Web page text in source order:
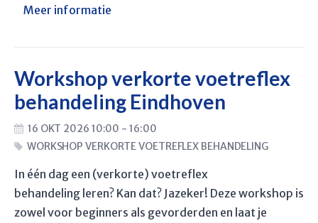
Meer informatie
Workshop verkorte voetreflex
behandeling Eindhoven
16 OKT 2026 10:00 - 16:00
WORKSHOP VERKORTE VOETREFLEX BEHANDELING
In één dag een (verkorte) voetreflex
behandeling leren? Kan dat? Jazeker! Deze workshop is
zowel voor beginners als gevorderden en laat je